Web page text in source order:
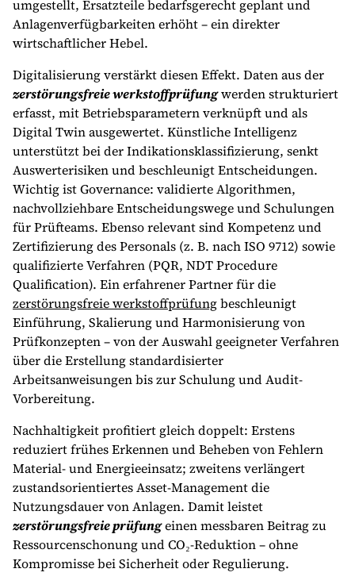
umgestellt, Ersatzteile bedarfsgerecht geplant und
Anlagenverfügbarkeiten erhöht – ein direkter
wirtschaftlicher Hebel.
Digitalisierung verstärkt diesen Effekt. Daten aus der
zerstörungsfreie werkstoffprüfungwerden strukturiert
erfasst, mit Betriebsparametern verknüpft und als
Digital Twin ausgewertet. Künstliche Intelligenz
unterstützt bei der Indikationsklassifizierung, senkt
Auswerterisiken und beschleunigt Entscheidungen.
Wichtig ist Governance: validierte Algorithmen,
nachvollziehbare Entscheidungswege und Schulungen
für Prüfteams. Ebenso relevant sind Kompetenz und
Zertifizierung des Personals (z. B. nach ISO 9712) sowie
qualifizierte Verfahren (PQR, NDT Procedure
Qualification). Ein erfahrener Partner für die
zerstörungsfreie werkstoffprüfungbeschleunigt
Einführung, Skalierung und Harmonisierung von
Prüfkonzepten – von der Auswahl geeigneter Verfahren
über die Erstellung standardisierter
Arbeitsanweisungen bis zur Schulung und Audit-
Vorbereitung.
Nachhaltigkeit profitiert gleich doppelt: Erstens
reduziert frühes Erkennen und Beheben von Fehlern
Material- und Energieeinsatz; zweitens verlängert
zustandsorientiertes Asset-Management die
Nutzungsdauer von Anlagen. Damit leistet
zerstörungsfreie prüfungeinen messbaren Beitrag zu
Ressourcenschonung und CO₂-Reduktion – ohne
Kompromisse bei Sicherheit oder Regulierung.